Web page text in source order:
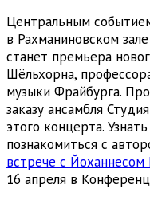
Центральным
в Рахманиновском
станет премьера
Шёльхорна,
музыки Фрайбурга.
заказу ансамбля
этого концерта.
познакомиться с
встрече с
16 апреля в